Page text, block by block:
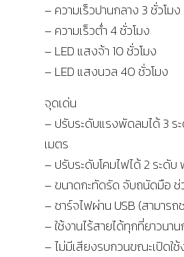
– ความเร็วปานกลาง 3 ชั่วโมง
– ความเร็วต่ำ 4 ชั่วโมง
– LED แสงจ้า 10 ชั่วโมง
– LED แสงนวล 40 ชั่วโมง
จุดเด่น
– ปรับระดับแรงพัดลมได้ 3 ร
เมตร
– ปรับระดับโคมไฟได้ 2 ระดับ
– ขนาดกะทัดรัด จับถนัดมือ
– ชาร์จไฟผ่าน USB (สามาร
– ใช้งานไร้สายได้ทุกที่ยาวนา
– ไม่มีเสียงรบกวนขณะเปิดใช้